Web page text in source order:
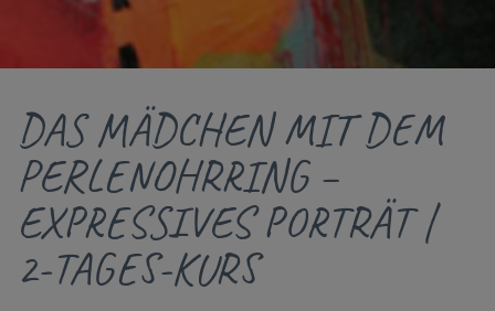
DAS MÄDCHEN MIT DEM
PERLENOHRRING –
EXPRESSIVES PORTRÄT |
2-TAGES-KURS